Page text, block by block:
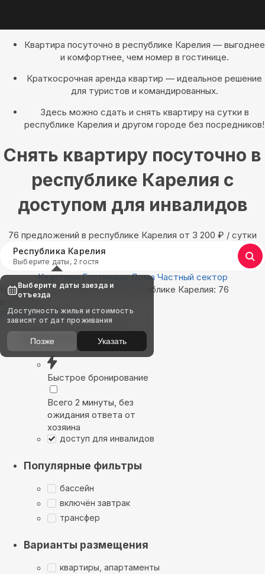
Квартира посуточно в республике Карелия — выгоднее
и комфортнее, чем номер в гостинице.
Краткосрочная аренда квартир — идеальное решение
для туристов и командированных.
Здесь можно сдать и снять квартиру на сутки в
республике Карелия и другом городе без посредников!
Снять квартиру посуточно в
республике Карелия с
доступом для инвалидов
76 предложений в республике Карелия oт 3 200 ₽ / сутки
Республика Карелия
Выберите даты, 2 гостя
Квартиры Гостиницы Дома Частный сектор
Найдём, где остановиться в республике Карелия: 76
вариантов
Показать на карте
Выбирайте лучшее
Быстрое бронирование
Всего 2 минуты, без
ожидания ответа от
хозяина
доступ для инвалидов
Популярные фильтры
бассейн
включён завтрак
трансфер
Варианты размещения
квартиры, апартаменты
Выберите даты заезда и
отъезда
Доступность жилья и стоимость
зависят от дат проживания
Позже Указать